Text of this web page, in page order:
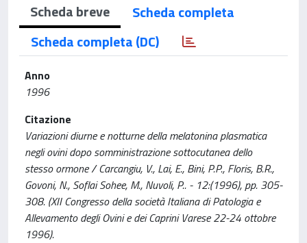
Scheda breve
Scheda completa
Scheda completa (DC)
Anno
1996
Citazione
Variazioni diurne e notturne della melatonina plasmatica
negli ovini dopo somministrazione sottocutanea dello
stesso ormone / Carcangiu, V., Lai, E., Bini, P.P., Floris, B.R.,
Govoni, N., Soflai Sohee, M., Nuvoli, P.. - 12:(1996), pp. 305-
308. (XII Congresso della società Italiana di Patologia e
Allevamento degli Ovini e dei Caprini Varese 22-24 ottobre
1996).